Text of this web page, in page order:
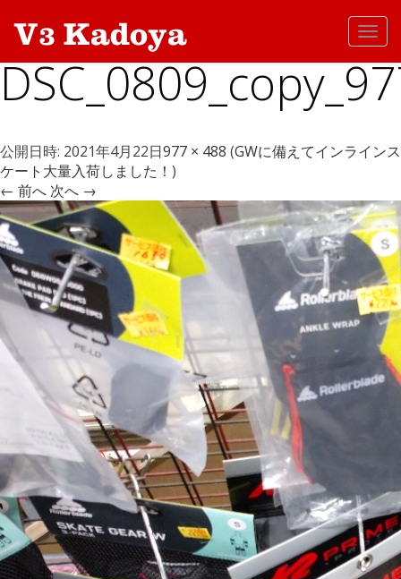
公開日時: 2021年4月22日977 × 488 (GWに備えてインラインス
ケート大量入荷しました！ )
← 前へ 次へ →